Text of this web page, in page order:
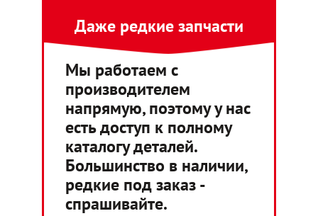
Даже редкие запчасти
Мы работаем с
производителем
напрямую, поэтому у нас
есть доступ к полному
каталогу деталей.
Большинство в наличии,
редкие под заказ -
спрашивайте.